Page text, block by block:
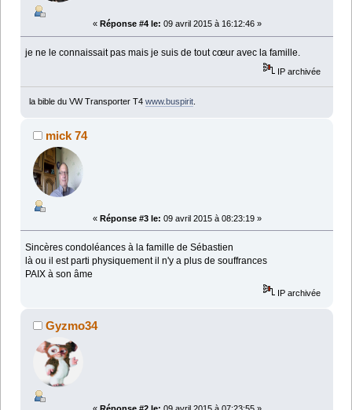
« Réponse #4 le: 09 avril 2015 à 16:12:46 »
je ne le connaissait pas mais je suis de tout cœur avec la famille.
IP archivée
la bible du VW Transporter T4 www.buspirit.
mick 74
« Réponse #3 le: 09 avril 2015 à 08:23:19 »
Sincères condoléances à la famille de Sébastien
là ou il est parti physiquement il n'y a plus de souffrances
PAIX à son âme
IP archivée
Gyzmo34